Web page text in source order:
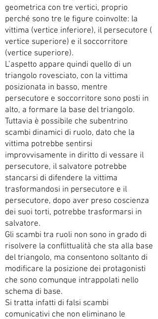
geometrica con tre vertici, proprio
perché sono tre le figure coinvolte: la
vittima (vertice inferiore), il persecutore (
vertice superiore) e il soccorritore
(vertice superiore).
L’aspetto appare quindi quello di un
triangolo rovesciato, con la vittima
posizionata in basso, mentre
persecutore e soccorritore sono posti in
alto, a formare la base del triangolo.
Tuttavia è possibile che subentrino
scambi dinamici di ruolo, dato che la
vittima potrebbe sentirsi
improvvisamente in diritto di vessare il
persecutore, il salvatore potrebbe
stancarsi di difendere la vittima
trasformandosi in persecutore e il
persecutore, dopo aver preso coscienza
dei suoi torti, potrebbe trasformarsi in
salvatore.
Gli scambi tra ruoli non sono in grado di
risolvere la conflittualità che sta alla base
del triangolo, ma consentono soltanto di
modificare la posizione dei protagonisti
che sono comunque intrappolati nello
schema di base.
Si tratta infatti di falsi scambi
comunicativi che non eliminano le